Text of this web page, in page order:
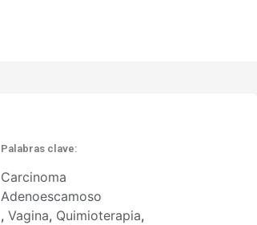
Palabras clave:
Carcinoma
Adenoescamoso
, Vagina, Quimioterapia,